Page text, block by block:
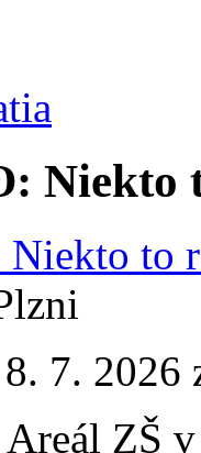
Niekto
8. 7. 2026
Areál ZŠ